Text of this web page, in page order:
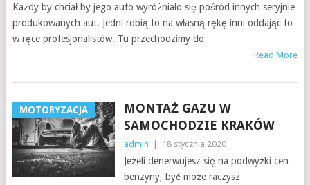
Każdy by chciał by jego auto wyróżniało się pośród innych seryjnie
produkowanych aut. Jedni robią to na własną rękę inni oddając to
w ręce profesjonalistów. Tu przechodzimy do
Read More
MOTORYZACJA
MONTAŻ GAZU W
SAMOCHODZIE KRAKÓW
admin 18 stycznia 2020
Jeżeli denerwujesz się na podwyżki cen
benzyny, być może raczysz